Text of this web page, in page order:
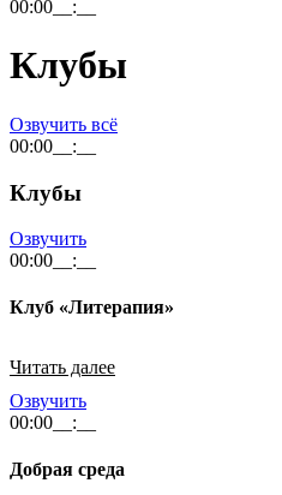
00:00 __:__
Клубы
Озвучить всё
00:00 __:__
Клубы
Озвучить
00:00 __:__
Клуб «Литерапия»
Читать далее
Озвучить
00:00 __:__
Добрая среда